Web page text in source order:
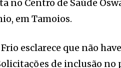
no Centro de Saúde
em Tamoios.
esclarece que não
de inclusão no